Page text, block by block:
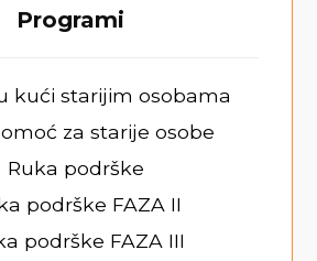
Programi
kući starijim osobama
za starije osobe
Ruka podrške
podrške FAZA II
podrške FAZA III